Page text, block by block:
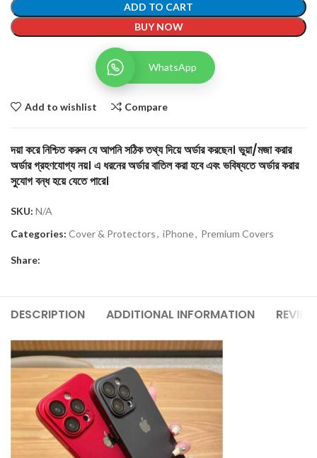
ADD TO CART
BUY NOW
WhatsApp
Add to wishlist Compare
দয়া করে নিশ্চিত করুন যে আপনি সঠিক তথ্য দিয়ে অর্ডার করছেন। ভুয়া/মজা করার
অর্ডার গ্রহণযোগ্য নয়। এ ধরনের অর্ডার বাতিল করা হবে এবং ভবিষ্যতে অর্ডার করার
সুযোগ বন্ধ হয়ে যেতে পারে।
SKU: N/A
Categories: Cover & Protectors, iPhone, Premium Covers
Share:
DESCRIPTION ADDITIONAL INFORMATION